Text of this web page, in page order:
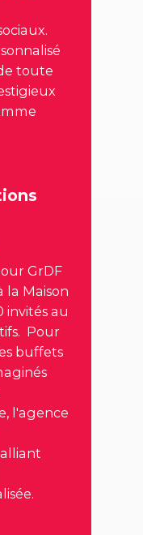
toute
GrDF
la Maison
invités au
Pour
buffets
l'agence